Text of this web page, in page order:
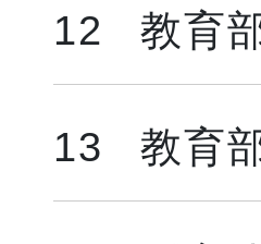
12 教育
13 教育